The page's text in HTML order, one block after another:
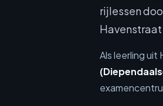
rijlessen
Havenstraat
Als leerling uit